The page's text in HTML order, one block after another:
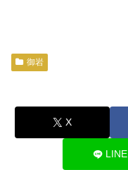
御岩
X
LINE